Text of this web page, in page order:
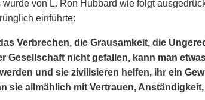
von L. Ron Hubbard wie folgt
einführte:
Verbrechen, die Grausamkeit, die
Gesellschaft nicht gefallen, kann man
und sie zivilisieren helfen, ihr ein
sie allmählich mit Vertrauen,